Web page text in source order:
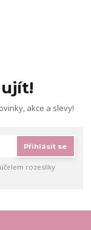
akce a slevy!
Přihlásit se
rozesílky